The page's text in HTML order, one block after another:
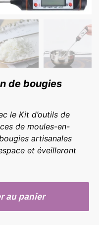
de bougies
le Kit d’outils de
de moules-en-
artisanales
et éveilleront
au panier